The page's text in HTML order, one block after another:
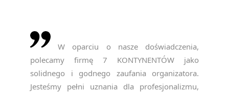
W oparciu o nasze doświadczenia,
polecamy firmę 7 KONTYNENTÓW jako
solidnego i godnego zaufania organizatora.
Jesteśmy pełni uznania dla profesjonalizmu,